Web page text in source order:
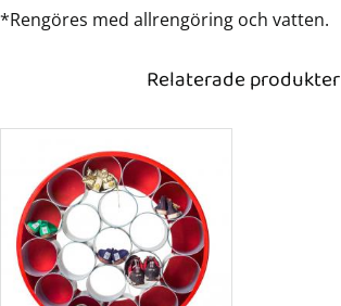
*Rengöres med allrengöring och vatten.
Relaterade produkter